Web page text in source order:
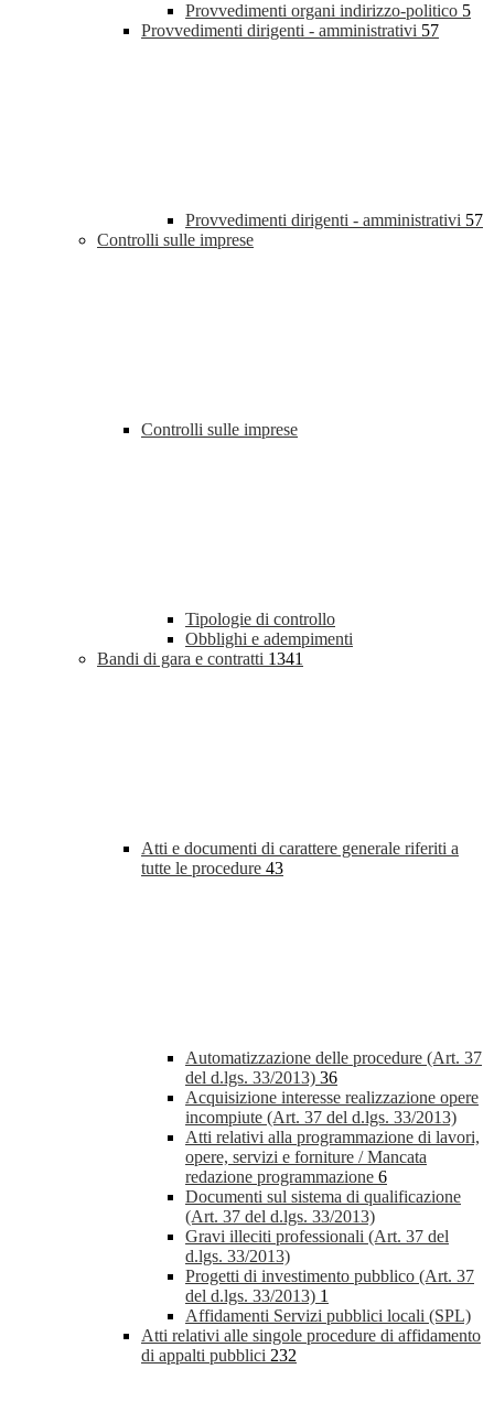
Provvedimenti organi indirizzo-politico 5
Provvedimenti dirigenti - amministrativi 57
Provvedimenti dirigenti - amministrativi 57
Controlli sulle imprese
Controlli sulle imprese
Tipologie di controllo
Obblighi e adempimenti
Bandi di gara e contratti 1341
Atti e documenti di carattere generale riferiti a
tutte le procedure 43
Automatizzazione delle procedure (Art. 37
del d.lgs. 33/2013) 36
Acquisizione interesse realizzazione opere
incompiute (Art. 37 del d.lgs. 33/2013)
Atti relativi alla programmazione di lavori,
opere, servizi e forniture / Mancata
redazione programmazione 6
Documenti sul sistema di qualificazione
(Art. 37 del d.lgs. 33/2013)
Gravi illeciti professionali (Art. 37 del
d.lgs. 33/2013)
Progetti di investimento pubblico (Art. 37
del d.lgs. 33/2013) 1
Affidamenti Servizi pubblici locali (SPL)
Atti relativi alle singole procedure di affidamento
di appalti pubblici 232